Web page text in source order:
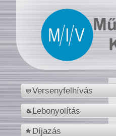
Versenyfelhívás
Lebonyolítás
Díjazás